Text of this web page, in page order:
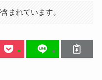
まれています。